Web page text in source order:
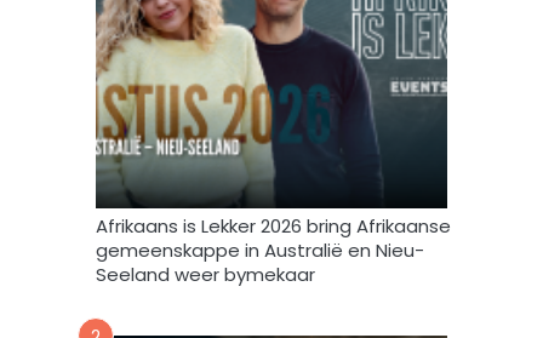
e
f
e
v
u
s
t
e
m
e
k
d
a
Afrikaans is Lekker 2026 bring Afrikaanse
gemeenskappe in Australië en Nieu-
Seeland weer bymekaar